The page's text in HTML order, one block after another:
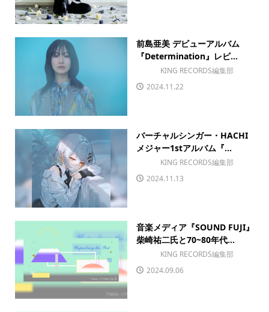
前島亜美 デビューアルバム
『Determination』レビ...
KING RECORDS編集部
2024.11.22
バーチャルシンガー・HACHI
メジャー1stアルバム『...
KING RECORDS編集部
2024.11.13
音楽メディア『SOUND FUJI』
柴崎祐二氏と70~80年代...
KING RECORDS編集部
2024.09.06